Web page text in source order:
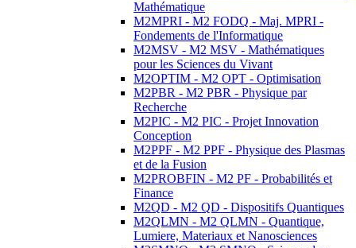
Mathématique
M2MPRI - M2 FODQ - Maj. MPRI -
Fondements de l'Informatique
M2MSV - M2 MSV - Mathématiques
pour les Sciences du Vivant
M2OPTIM - M2 OPT - Optimisation
M2PBR - M2 PBR - Physique par
Recherche
M2PIC - M2 PIC - Projet Innovation
Conception
M2PPF - M2 PPF - Physique des Plasmas
et de la Fusion
M2PROBFIN - M2 PF - Probabilités et
Finance
M2QD - M2 QD - Dispositifs Quantiques
M2QLMN - M2 QLMN - Quantique,
Lumiere, Materiaux et Nanosciences